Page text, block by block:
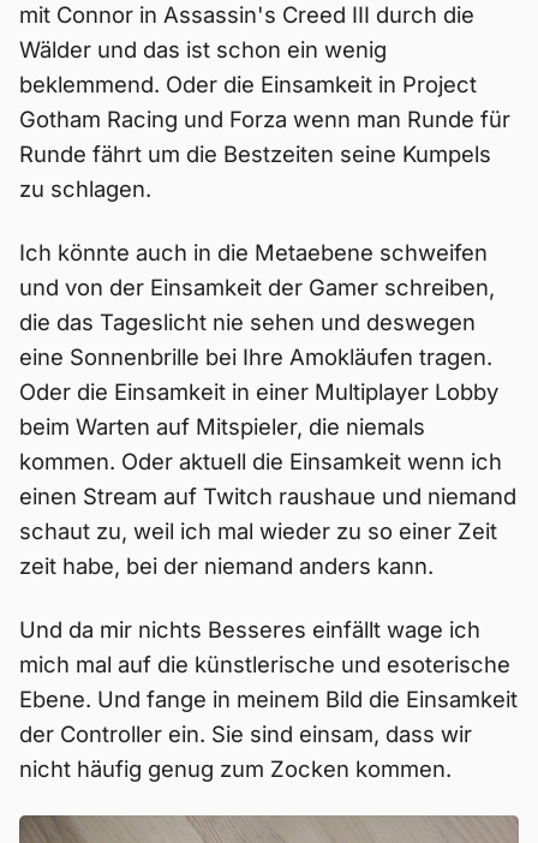
mit Connor in Assassin's Creed III durch die
Wälder und das ist schon ein wenig
beklemmend. Oder die Einsamkeit in Project
Gotham Racing und Forza wenn man Runde für
Runde fährt um die Bestzeiten seine Kumpels
zu schlagen.
Ich könnte auch in die Metaebene schweifen
und von der Einsamkeit der Gamer schreiben,
die das Tageslicht nie sehen und deswegen
eine Sonnenbrille bei Ihre Amokläufen tragen.
Oder die Einsamkeit in einer Multiplayer Lobby
beim Warten auf Mitspieler, die niemals
kommen. Oder aktuell die Einsamkeit wenn ich
einen Stream auf Twitch raushaue und niemand
schaut zu, weil ich mal wieder zu so einer Zeit
zeit habe, bei der niemand anders kann.
Und da mir nichts Besseres einfällt wage ich
mich mal auf die künstlerische und esoterische
Ebene. Und fange in meinem Bild die Einsamkeit
der Controller ein. Sie sind einsam, dass wir
nicht häufig genug zum Zocken kommen.